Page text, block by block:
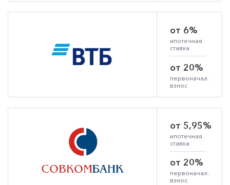
от 6%
ипотечная
ставка
от 20%
первоначал.
взнос
от 5,95%
ипотечная
ставка
от 20%
первоначал.
взнос